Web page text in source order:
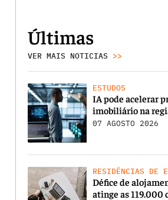
Últimas
VER MAIS NOTICIAS >>
ESTUDOS
IA pode acelerar
imobiliário na
07 AGOSTO 2026
RESIDÊNCIAS DE
Défice de
atinge as 119.000